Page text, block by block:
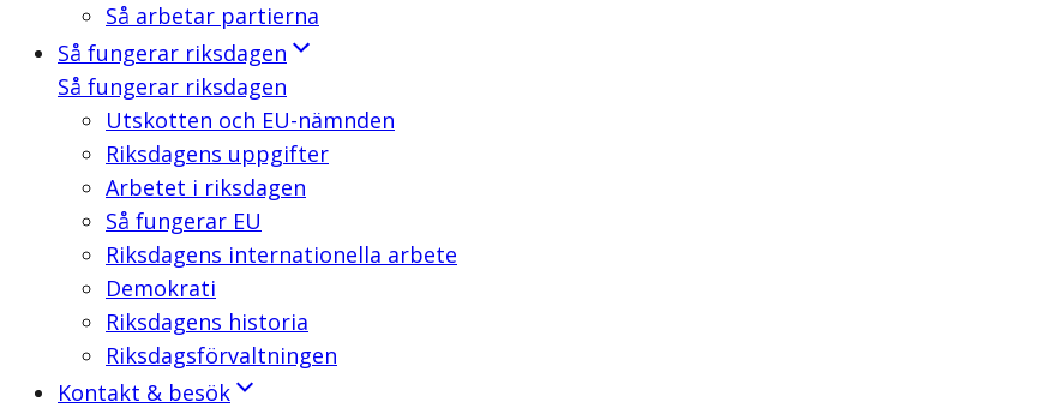
Så arbetar partierna
Så fungerar riksdagen
Så fungerar riksdagen
Utskotten och EU-nämnden
Riksdagens uppgifter
Arbetet i riksdagen
Så fungerar EU
Riksdagens internationella arbete
Demokrati
Riksdagens historia
Riksdagsförvaltningen
Kontakt & besök